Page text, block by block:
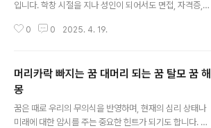
의 특성이 아이의 성격이나 운명과 연결된다고 해석합니
입니다. 학창 시절을 지나 성인이 되어서도 면접, 자격증,
에 꿈에서도 시험과 관련된 장면은 다양한 방식으로 나타
시험을 잘 보는 꿈, 시험지를 잃어버리는 꿈, 시험 시간이
부족한 꿈 등 을 유형별로 정리하고, 그 의미를 심리적 해석
과 함께 풀어보겠습니다. ◆ 시험을 보는 꿈시험을 보는 꿈
은 기본적으로 자신이 처한 상황에 대한 불안감, 경쟁심, 성
0 0 2025. 4. 19.
머리카락 빠지는 꿈 대머리 되는 꿈 탈모 꿈 해
몽
꿈은 때로 우리의 무의식을 반영하며, 현재의 심리 상태나
미래에 대한 암시를 주는 중요한 힌트가 되기도 합니다. 그